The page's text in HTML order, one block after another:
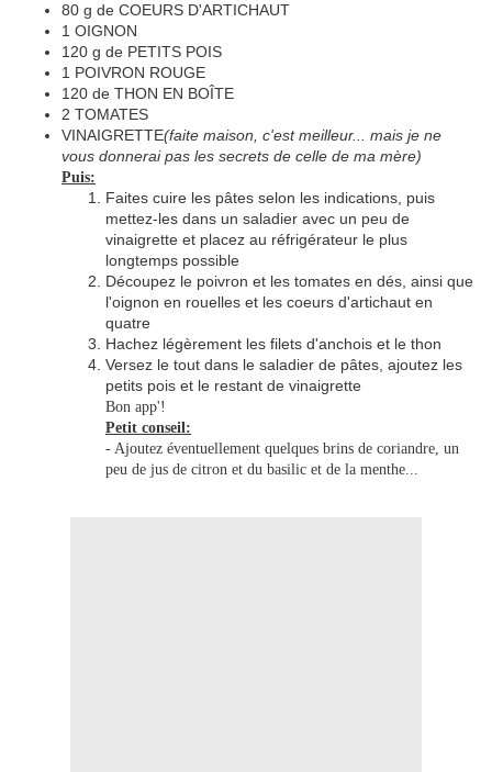
80 g de COEURS D'ARTICHAUT
1 OIGNON
120 g de PETITS POIS
1 POIVRON ROUGE
120 de THON EN BOÎTE
2 TOMATES
VINAIGRETTE(faite maison, c'est meilleur... mais je ne
vous donnerai pas les secrets de celle de ma mère)
Puis:
Faites cuire les pâtes selon les indications, puis
mettez-les dans un saladier avec un peu de
vinaigrette et placez au réfrigérateur le plus
longtemps possible
Découpez le poivron et les tomates en dés, ainsi que
l'oignon en rouelles et les coeurs d'artichaut en
quatre
Hachez légèrement les filets d'anchois et le thon
Versez le tout dans le saladier de pâtes, ajoutez les
petits pois et le restant de vinaigrette
Bon app'!
Petit conseil:
- Ajoutez éventuellement quelques brins de coriandre, un
peu de jus de citron et du basilic et de la menthe...